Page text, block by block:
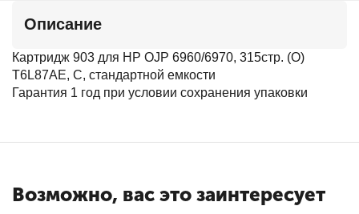
Описание
Картридж 903 для HP OJP 6960/6970, 315стр. (O)
T6L87AE, С, стандартной емкости
Гарантия 1 год при условии сохранения упаковки
Возможно, вас это заинтересует